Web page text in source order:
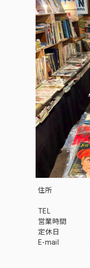
住所
TEL
営業時間
定休日
E-mail